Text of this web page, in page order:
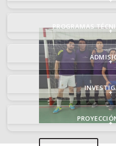
PROGRAMAS +
+
+
+